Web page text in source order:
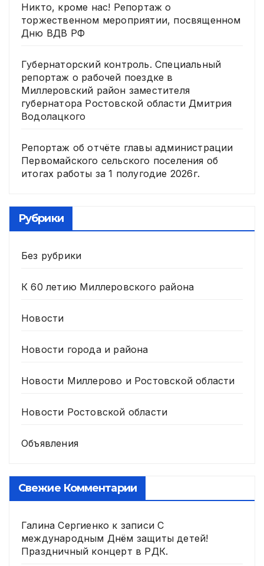
Никто, кроме нас! Репортаж о
торжественном мероприятии, посвященном
Дню ВДВ РФ
Губернаторский контроль. Специальный
репортаж о рабочей поездке в
Миллеровский район заместителя
губернатора Ростовской области Дмитрия
Водолацкого
Репортаж об отчёте главы администрации
Первомайского сельского поселения об
итогах работы за 1 полугодие 2026г.
Рубрики
Без рубрики
К 60 летию Миллеровского района
Новости
Новости города и района
Новости Миллерово и Ростовской области
Новости Ростовской области
Объявления
Свежие Комментарии
Галина Сергиенко к записиС
международным Днём защиты детей!
Праздничный концерт в РДК.